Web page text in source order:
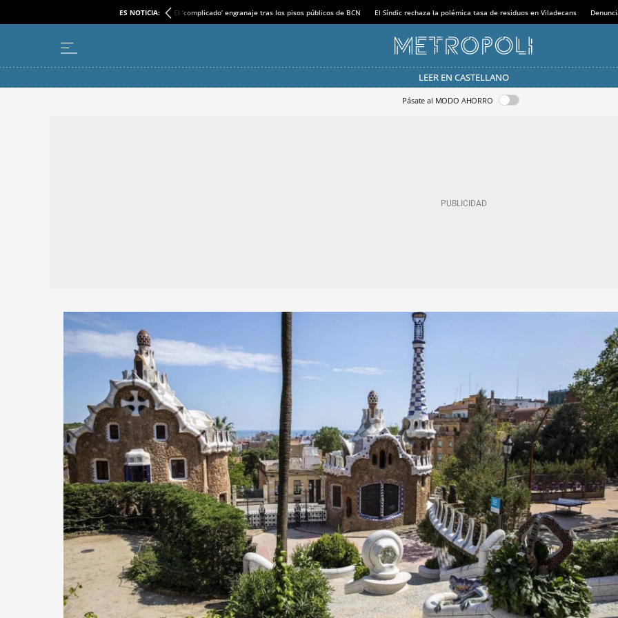
ES NOTICIA: El ‘complicado’ engranaje tras los pisos públicos de BCN El Síndic rechaza la polémica tasa de residuos en Viladecans
LEER EN CASTELLANO
Pásate al MODO AHORRO